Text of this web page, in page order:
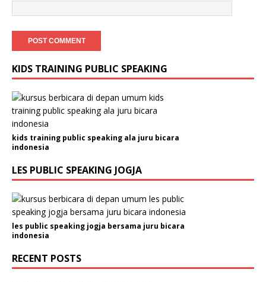
KIDS TRAINING PUBLIC SPEAKING
kids training public speaking ala juru bicara
indonesia
LES PUBLIC SPEAKING JOGJA
les public speaking jogja bersama juru bicara
indonesia
RECENT POSTS